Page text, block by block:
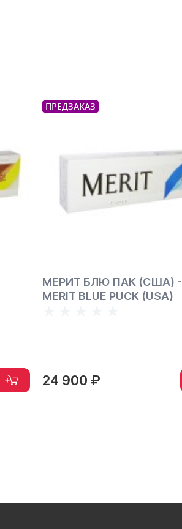
ПРЕДЗАКАЗ
МЕРИТ БЛЮ ПАК (США) -
MERIT BLUE PUCK (USA)
24 900 ₽